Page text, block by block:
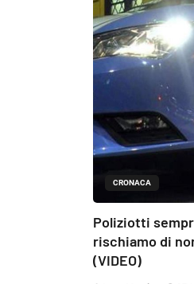
CRONACA
Poliziotti
rischiamo di
(VIDEO)